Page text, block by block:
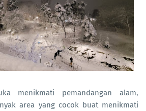
menikmati pemandangan alam,
area yang cocok buat menikmati